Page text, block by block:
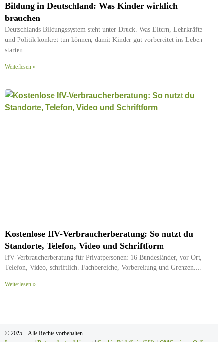
Bildung in Deutschland: Was Kinder wirklich
brauchen
Deutschlands Bildungssystem steht unter Druck. Was Eltern, Lehrkräfte
und Politik konkret tun können, damit Kinder gut vorbereitet ins Leben
starten.
Weiterlesen »
Kostenlose IfV-Verbraucherberatung: So nutzt du
Standorte, Telefon, Video und Schriftform
IfV-Verbraucherberatung für Privatpersonen: 16 Bundesländer, vor Ort,
Telefon, Video, schriftlich. Fachbereiche, Vorbereitung und Grenzen.
Weiterlesen »
© 2025 – Alle Rechte vorbehalten